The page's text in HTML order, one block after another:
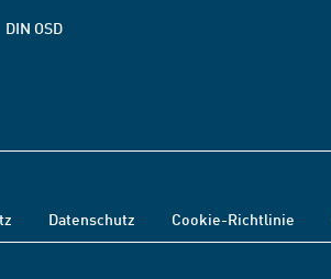
DIN OSD
Datenschutz Cookie-Richtlinie